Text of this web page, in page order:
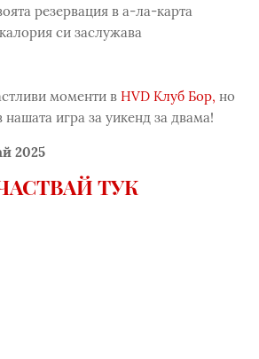
резервация в а-ла-карта
си заслужава
моменти в HVD Клуб Бор, но
нашата игра за уикенд за двама!
2025
ТУК